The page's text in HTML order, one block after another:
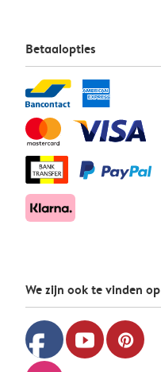
Betaalopties
We zijn ook te vinden op
facebook youtube pinterest